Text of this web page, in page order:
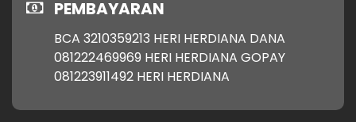
PEMBAYARAN
BCA 3210359213 HERI HERDIANA DANA
081222469969 HERI HERDIANA GOPAY
081223911492 HERI HERDIANA